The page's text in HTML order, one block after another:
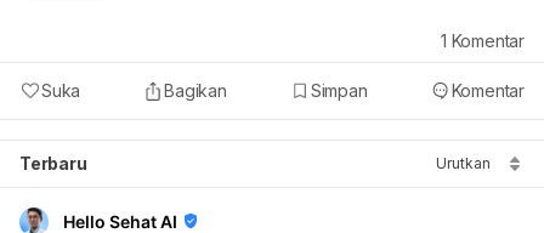
Suka Bagikan Simpan Komentar
1 Komentar
Terbaru Urutkan
Hello Sehat AI